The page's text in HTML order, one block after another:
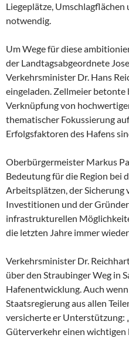
Liegeplätze,
notwendig.
Um Wege für diese
der Landtagsabgeordnete
Verkehrsminister Dr. Hans
eingeladen. Zellmeier betonte
Verknüpfung von
thematischer Fokussierung
Erfolgsfaktoren des Hafens
Oberbürgermeister Markus
Bedeutung für die Region bei
Arbeitsplätzen, der Sicherung
Investitionen und der
infrastrukturellen
die letzten Jahre immer
Verkehrsminister Dr.
über den Straubinger Weg in
Hafenentwicklung. Auch
Staatsregierung aus allen
versicherte er Unterstützung:
Güterverkehr einen wichtigen